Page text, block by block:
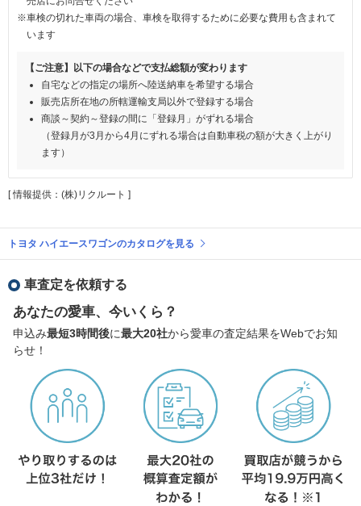
※車検の切れた車両の場合、車検を取得するために必要な費用も含まれて
います
【ご注意】以下の場合などで支払総額が変わります
自宅などの指定の場所へ陸送納車を希望する場合
販売店所在地の所轄運輸支局以外で登録する場合
商談～契約～登録の間に「登録月」がずれる場合
（登録月が3月から4月にずれる場合は自動車税の額が大きく上がり
ます）
[ 情報提供：(株)リクルート ]
トヨタ ハイエースワゴンのカタログを見る
車査定を依頼する
あなたの愛車、今いくら？
申込み最短3時間後に最大20社から愛車の査定結果をWebでお知
らせ！